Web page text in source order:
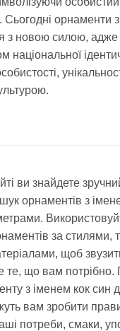
Сьогодні орнаменти
з новою силою,
національної
ви знайдете
орнаментів з
за стилями,
щоб
те, що вам
з іменем кок син
вам зробити
потреби, смаки,